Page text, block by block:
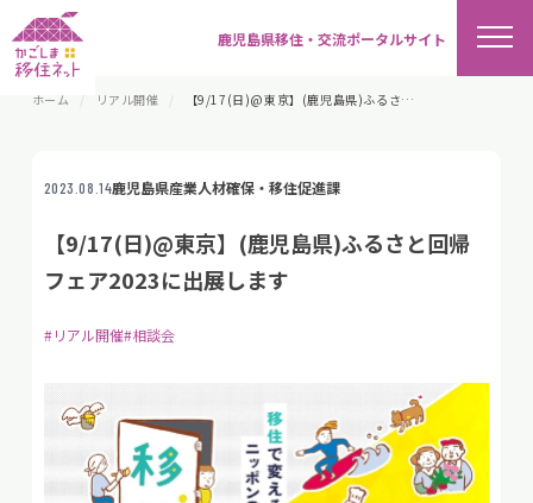
鹿児島県移住・交流ポータルサイト
ホーム リアル開催 【9/17(日)@東京】(鹿児島県)ふるさと回帰フェア2023に出展します
2023.08.14鹿児島県産業人材確保・移住促進課
【9/17(日)@東京】(鹿児島県)ふるさと回帰
フェア2023に出展します
#リアル開催#相談会